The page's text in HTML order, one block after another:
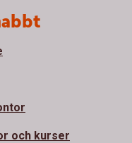
och kurser